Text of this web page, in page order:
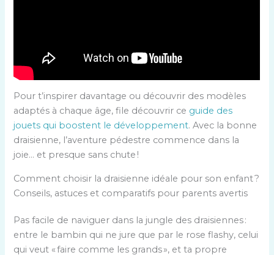
Pour t’inspirer davantage ou découvrir des modèles
adaptés à chaque âge, file découvrir ce guide des
jouets qui boostent le développement. Avec la bonne
draisienne, l’aventure pédestre commence dans la
joie… et presque sans chute !
Comment choisir la draisienne idéale pour son enfant ?
Conseils, astuces et comparatifs pour parents avertis
Pas facile de naviguer dans la jungle des draisiennes :
entre le bambin qui ne jure que par le rose flashy, celui
qui veut « faire comme les grands », et ta propre